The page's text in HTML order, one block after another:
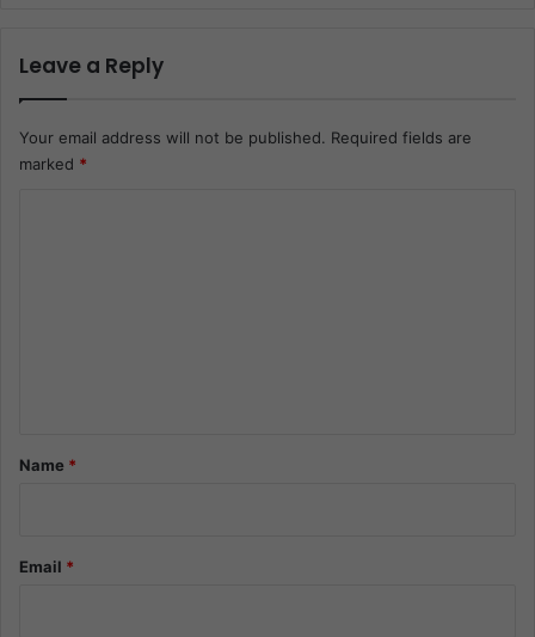
Leave a Reply
Your email address will not be published. Required fields are
marked *
*Name *
Email *